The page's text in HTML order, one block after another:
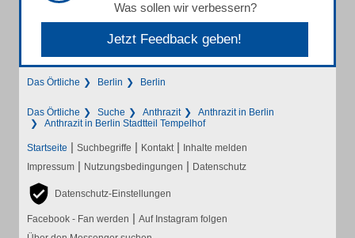
Was sollen wir verbessern?
Jetzt Feedback geben!
Das Örtliche Berlin Berlin
Das Örtliche Suche Anthrazit
Anthrazit in Berlin
Anthrazit in Berlin Stadtteil Tempelhof
Startseite | Suchbegriffe | Kontakt | Inhalte melden
Impressum | Nutzungsbedingungen | Datenschutz
Datenschutz-Einstellungen
Facebook - Fan werden | Auf Instagram folgen